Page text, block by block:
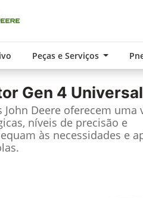
Peças e Serviços
Gen 4
Deere oferecem uma
níveis de precisão e
às necessidades e